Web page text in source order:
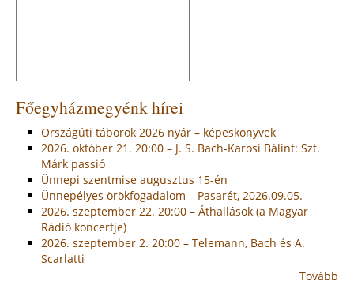
Főegyházmegyénk hírei
Országúti táborok 2026 nyár – képeskönyvek
2026. október 21. 20:00 – J. S. Bach-Karosi Bálint: Szt.
Márk passió
Ünnepi szentmise augusztus 15-én
Ünnepélyes örökfogadalom – Pasarét, 2026.09.05.
2026. szeptember 22. 20:00 – Áthallások (a Magyar
Rádió koncertje)
2026. szeptember 2. 20:00 – Telemann, Bach és A.
Scarlatti
Tovább